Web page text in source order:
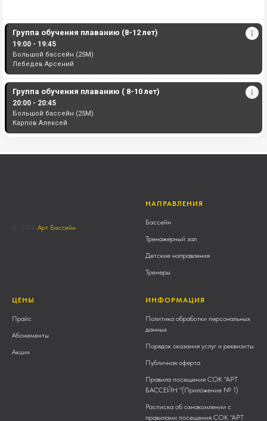
Арт Бассейн
НАПРАВЛЕНИЯ
Бассейн
Тренажерный зал
Детские направления
Тренеры
ЦЕНЫ
Прайс
Абонементы
Акции
ИНФОРМАЦИЯ
Политика обработки персональных
данных
Порядок оказания услуг и реквизиты
Публичная оферта
Правила посещения СОК "АРТ
БАССЕЙН "(Приложение № 1)
Расписка об ознакомлении с
правилами посещения СОК "АРТ